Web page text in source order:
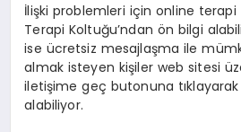
İlişki problemleri için online
Terapi Koltuğu’ndan ön bilgi
ise ücretsiz mesajlaşma ile
almak isteyen kişiler web sitesi
iletişime geç butonuna tıklayarak
alabiliyor.